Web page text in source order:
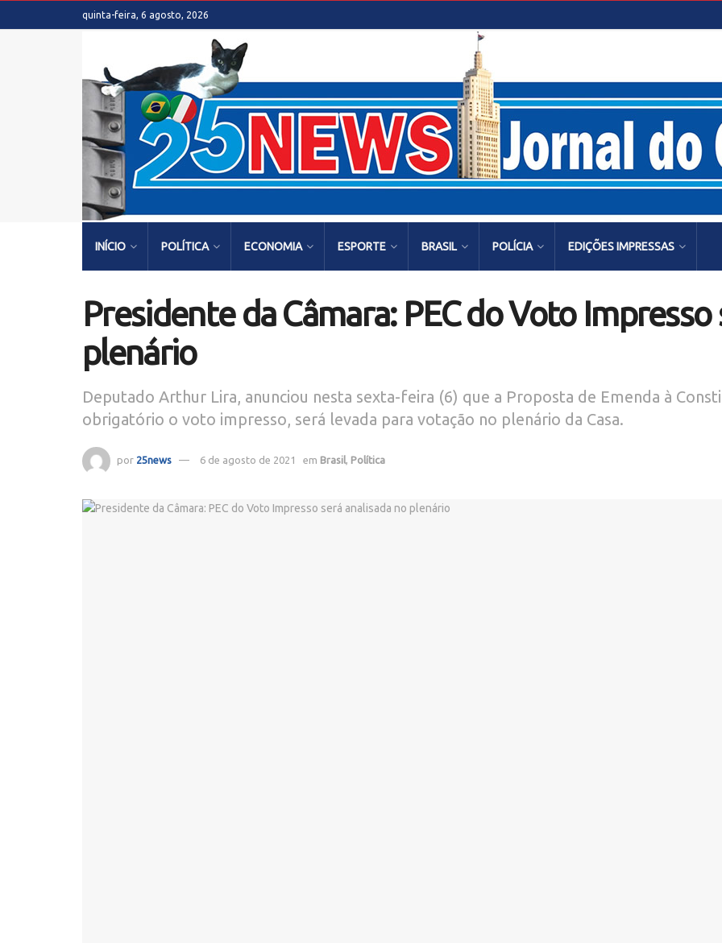
quinta-feira, 6 agosto, 2026
INÍCIO POLÍTICA ECONOMIA ESPORTE BRASIL POLÍCIA EDIÇÕES IMPRESSAS
Presidente da Câmara: PEC do Voto
plenário
Deputado Arthur Lira, anunciou nesta sexta-feira (6) que a Proposta de Emenda à
obrigatório o voto impresso, será levada para votação no plenário da Casa.
por 25news 6 de agosto de 2021 em Brasil Política